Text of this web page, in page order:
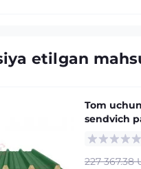
etilgan
Tom
sendvich
227 367.38